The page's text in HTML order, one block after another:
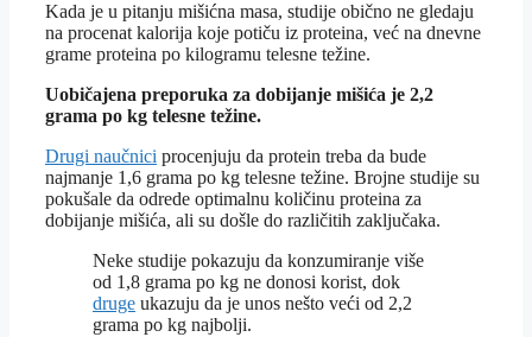
Kada je u pitanju mišićna masa, studije obično ne gledaju
na procenat kalorija koje potiču iz proteina, već na dnevne
grame proteina po kilogramu telesne težine.
Uobičajena preporuka za dobijanje mišića je 2,2
grama po kg telesne težine.
Drugi naučnici procenjuju da protein treba da bude
najmanje 1,6 grama po kg telesne težine. Brojne studije su
pokušale da odrede optimalnu količinu proteina za
dobijanje mišića, ali su došle do različitih zaključaka.
Neke studije pokazuju da konzumiranje više
od 1,8 grama po kg ne donosi korist, dok
druge ukazuju da je unos nešto veći od 2,2
grama po kg najbolji.